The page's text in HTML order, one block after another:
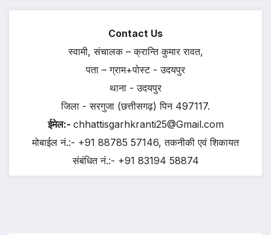
Contact Us
स्वामी, संचालक – क्रान्ति कुमार रावत,
पता – ग्राम+पोस्ट - उदयपुर
थाना - उदयपुर
जिला - सरगुजा (छत्तीसगढ़) पिन 497117.
ईमेल:- chhattisgarhkranti25@Gmail.com
मोबाईल नं.:- +91 88785 57146, तकनीकी एवं शिकायत
संबंधित नं.:- +91 83194 58874